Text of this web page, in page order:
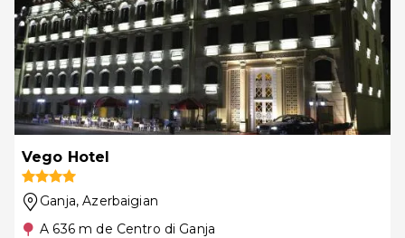
Vego Hotel
Ganja, Azerbaigian
A 636 m de Centro di Ganja